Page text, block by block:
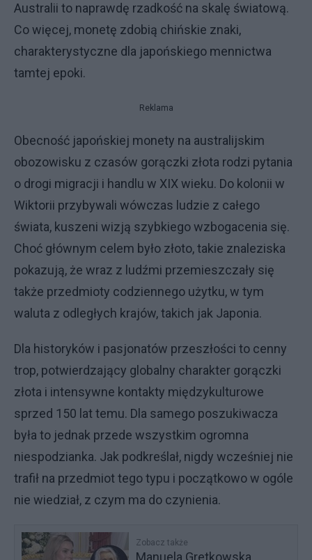
Australii to naprawdę rzadkość na skalę światową.
Co więcej, monetę zdobią chińskie znaki,
charakterystyczne dla japońskiego mennictwa
tamtej epoki.
Reklama
Obecność japońskiej monety na australijskim
obozowisku z czasów gorączki złota rodzi pytania
o drogi migracji i handlu w XIX wieku. Do kolonii w
Wiktorii przybywali wówczas ludzie z całego
świata, kuszeni wizją szybkiego wzbogacenia się.
Choć głównym celem było złoto, takie znaleziska
pokazują, że wraz z ludźmi przemieszczały się
także przedmioty codziennego użytku, w tym
waluta z odległych krajów, takich jak Japonia.
Dla historyków i pasjonatów przeszłości to cenny
trop, potwierdzający globalny charakter gorączki
złota i intensywne kontakty międzykulturowe
sprzed 150 lat temu. Dla samego poszukiwacza
była to jednak przede wszystkim ogromna
niespodzianka. Jak podkreślał, nigdy wcześniej nie
trafił na przedmiot tego typu i początkowo w ogóle
nie wiedział, z czym ma do czynienia.
Zobacz także
Manuela Gretkowska